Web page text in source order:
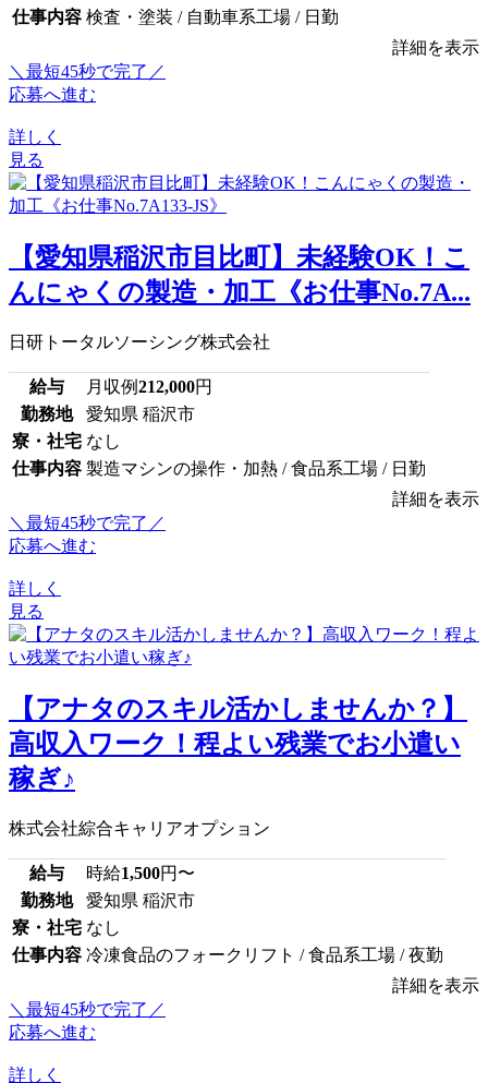
仕事内容 検査・塗装 / 自動車系工場 / 日勤
詳細を表示
＼最短45秒で完了／
応募へ進む
詳しく
見る
【愛知県稲沢市目比町】未経験OK！こ
んにゃくの製造・加工《お仕事No.7A...
日研トータルソーシング株式会社
給与 月収例212,000円
勤務地
愛知県 稲沢市
寮・社宅 なし
仕事内容 製造マシンの操作・加熱 / 食品系工場 / 日勤
詳細を表示
＼最短45秒で完了／
応募へ進む
詳しく
見る
【アナタのスキル活かしませんか？】
高収入ワーク！程よい残業でお小遣い
稼ぎ♪
株式会社綜合キャリアオプション
給与 時給1,500円〜
勤務地
愛知県 稲沢市
寮・社宅 なし
仕事内容 冷凍食品のフォークリフト / 食品系工場 / 夜勤
詳細を表示
＼最短45秒で完了／
応募へ進む
詳しく